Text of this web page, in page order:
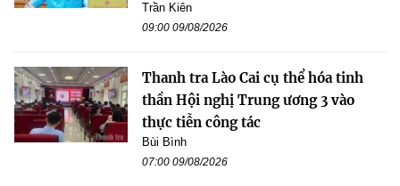
Trần Kiên
09:00 09/08/2026
Thanh tra Lào Cai cụ thể hóa tinh
thần Hội nghị Trung ương 3 vào
thực tiễn công tác
Bùi Bình
07:00 09/08/2026